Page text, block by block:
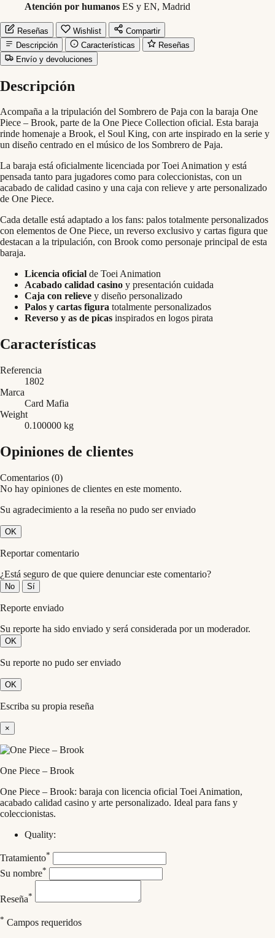
Atención por humanos ES y EN, Madrid
Reseñas Wishlist
Compartir
Descripción
Características
Reseñas
Envío y devoluciones
Descripción
Acompaña a la tripulación del Sombrero de Paja con la baraja One
Piece – Brook, parte de la One Piece Collection oficial. Esta baraja
rinde homenaje a Brook, el Soul King, con arte inspirado en la serie y
un diseño centrado en el músico de los Sombrero de Paja.
La baraja está oficialmente licenciada por Toei Animation y está
pensada tanto para jugadores como para coleccionistas, con un
acabado de calidad casino y una caja con relieve y arte personalizado
de One Piece.
Cada detalle está adaptado a los fans: palos totalmente personalizados
con elementos de One Piece, un reverso exclusivo y cartas figura que
destacan a la tripulación, con Brook como personaje principal de esta
baraja.
Licencia oficial de Toei Animation
Acabado calidad casino y presentación cuidada
Caja con relieve y diseño personalizado
Palos y cartas figura totalmente personalizados
Reverso y as de picas inspirados en logos pirata
Características
Referencia
1802
Marca
Card Mafia
Weight
0.100000 kg
Opiniones de clientes
Comentarios (0)
No hay opiniones de clientes en este momento.
Su agradecimiento a la reseña no pudo ser enviado
OK
Reportar comentario
¿Está seguro de que quiere denunciar este comentario?
No Sí
Reporte enviado
Su reporte ha sido enviado y será considerada por un moderador.
OK
Su reporte no pudo ser enviado
OK
Escriba su propia reseña
×
One Piece – Brook
One Piece – Brook: baraja con licencia oficial Toei Animation,
acabado calidad casino y arte personalizado. Ideal para fans y
coleccionistas.
Quality:
Tratamiento*
Su nombre*
Reseña*
* Campos requeridos